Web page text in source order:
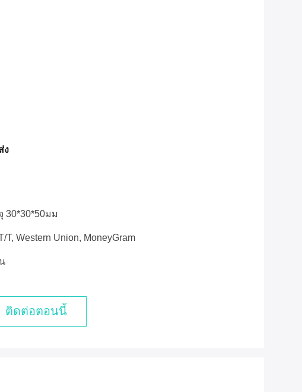
ง
30*30*50มม
T, Western Union, MoneyGram
ติดต่อตอนนี้